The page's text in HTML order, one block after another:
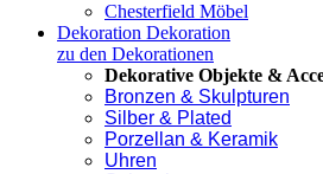
Chesterfield Möbel
Dekoration Dekoration
zu den Dekorationen
Dekorative Objekte &
Bronzen & Skulpturen
Silber & Plated
Porzellan & Keramik
Uhren